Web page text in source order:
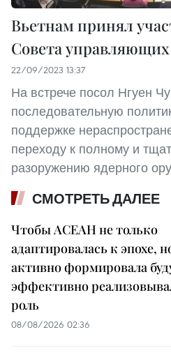
Вьетнам принял
Совета
22/09/2023 13:37
На встрече посол Нгуен
последовательную
поддержке
переходу к полному и
разоружению ядерного
СМОТРЕТЬ ДАЛЕЕ
Чтобы АСЕАН не только
адаптировалась к эпохе,
активно формировала
эффективно
роль
08/08/2026 02:36